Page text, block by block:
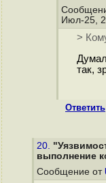
Июл-25,
>
так,
Ответить
20.
выполнение
Сообщение от